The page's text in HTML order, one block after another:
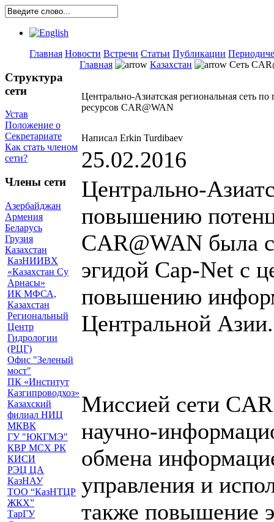
Главная Новости Встречи Статьи Публикации
Структура
сети
Устав
Положение о
Секретариате
Как стать членом
сети?
Члены сети
Азербайджан
Армения
Беларусь
Грузия
Казахстан
КазНИИВХ
«Казахстан Су
Арнасы»
ИК МФСА,
Казахстан
Региональный
Центр
Гидрологии
(РЦГ)
Офис "Зеленый
мост"
ПК «Институт
Казгипроводхоз»
Казахский
филиал НИЦ
МКВК
ГУ "ЮКГМЭ"
КВР МСХ РК
КИСИ
РЭЦ ЦА
КазНАУ
ТОО “КазНТЦР
ЖКХ”
ТарГУ
Главная Казахстан Сеть
Центрально-Азиатская региональная сеть
ресурсов CAR@WAN
Написал Erkin Turdibaev
25.02.2016
Центрально-
повышению
CAR@WAN была
эгидой Cap-Net с
повышению
Центральной Азии.
Миссией сети
научно-
обмена
управления и
также повышение